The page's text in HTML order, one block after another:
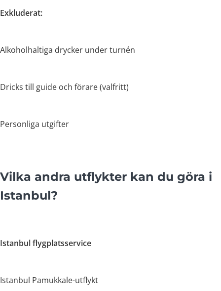
Exkluderat:
Alkoholhaltiga drycker under turnén
Dricks till guide och förare (valfritt)
Personliga utgifter
Vilka andra utflykter kan du göra i
Istanbul?
Istanbul flygplatsservice
Istanbul Pamukkale-utflykt